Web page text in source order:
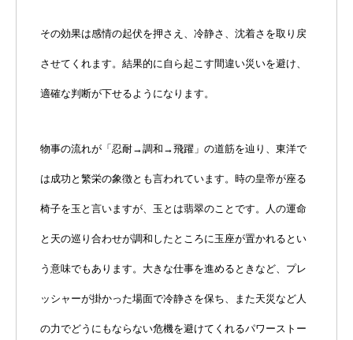
その効果は感情の起伏を押さえ、冷静さ、沈着さを取り戻
させてくれます。結果的に自ら起こす間違い災いを避け、
適確な判断が下せるようになります。
物事の流れが「忍耐→調和→飛躍」の道筋を辿り、東洋で
は成功と繁栄の象徴とも言われています。時の皇帝が座る
椅子を玉と言いますが、玉とは翡翠のことです。人の運命
と天の巡り合わせが調和したところに玉座が置かれるとい
う意味でもあります。大きな仕事を進めるときなど、プレ
ッシャーが掛かった場面で冷静さを保ち、また天災など人
の力でどうにもならない危機を避けてくれるパワーストー